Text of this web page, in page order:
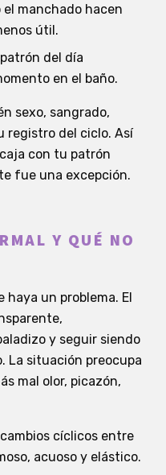
manchado hacen
útil.
del día
en el baño.
sexo, sangrado,
registro del ciclo. Así
con tu patrón
fue una excepción.
Y QUÉ NO
haya un problema. El
y seguir siendo
La situación preocupa
mal olor, picazón,
cíclicos entre
acuoso y elástico.